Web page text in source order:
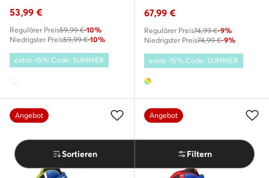
Sortieren Filtern
53,99 €
Regulärer Preis59,99 €-10%
Niedrigster Preis59,99 €-10%
extra -15% Code: SUMMER
67,99 €
Regulärer Preis74,99 €-9%
Niedrigster Preis74,99 €-9%
extra -15% Code: SUMMER
Angebot Angebot